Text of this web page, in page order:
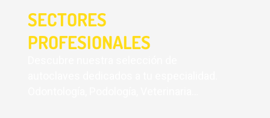
SECTORES
PROFESIONALES